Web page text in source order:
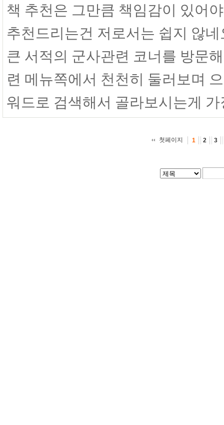
책 추천은 그만큼 책임감이 있어
추천드리는건 저로서는 쉽지 않네
큰 서적의 군사관련 코너를 방문
련 메뉴쪽에서 천천히 둘러보며
워드로 검색해서 골라보시는게
첫페이지 1 2 3